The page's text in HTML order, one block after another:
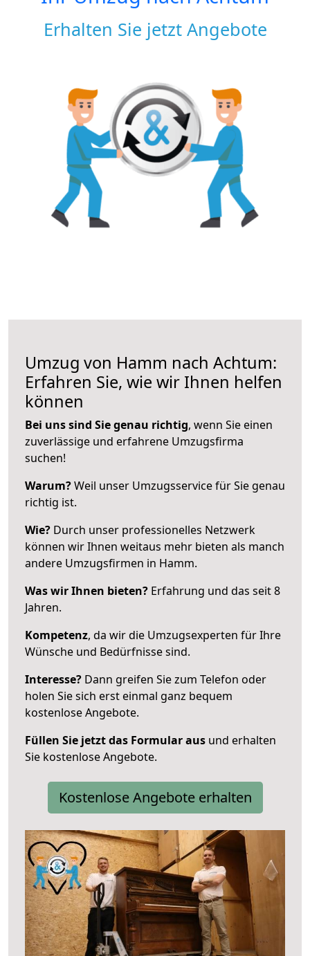
Erhalten Sie jetzt Angebote
Umzug von Hamm nach Achtum:
Erfahren Sie, wie wir Ihnen helfen
können
Bei uns sind Sie genau richtig, wenn Sie einen
zuverlässige und erfahrene Umzugsfirma
suchen!
Warum?Weil unser Umzugsservice für Sie genau
richtig ist.
Wie? Durch unser professionelles Netzwerk
können wir Ihnen weitaus mehr bieten als manch
andere Umzugsfirmen in Hamm.
Was wir Ihnen bieten? Erfahrung und das seit 8
Jahren.
Kompetenz, da wir die Umzugsexperten für Ihre
Wünsche und Bedürfnisse sind.
Interesse? Dann greifen Sie zum Telefon oder
holen Sie sich erst einmal ganz bequem
kostenlose Angebote.
Füllen Sie jetzt das Formular aus und erhalten
Sie kostenlose Angebote.
Kostenlose Angebote erhalten